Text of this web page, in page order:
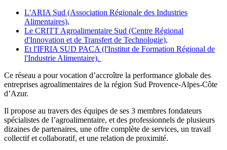
L'ARIA Sud (Association Régionale des Industries
Alimentaires),
Le CRITT Agroalimentaire Sud (Centre Régional
d'Innovation et de Transfert de Technologie),
Et l'IFRIA SUD PACA (l'Institut de Formation Régional de
l'Industrie Alimentaire).
Ce réseau a pour vocation d’accroître la performance globale des
entreprises agroalimentaires de la région Sud Provence-Alpes-Côte
d’Azur.
Il propose au travers des équipes de ses 3 membres fondateurs
spécialistes de l’agroalimentaire, et des professionnels de plusieurs
dizaines de partenaires, une offre complète de services, un travail
collectif et collaboratif, et une relation de proximité.